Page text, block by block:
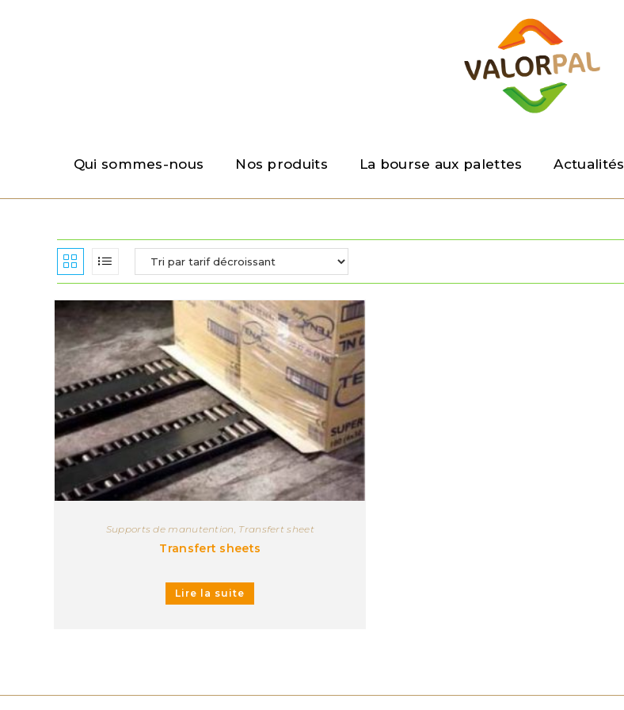
Qui sommes-nous Nos produits La bourse aux palettes Actualités
Supports de manutention, Transfert sheet
Transfert sheets
Lire la suite